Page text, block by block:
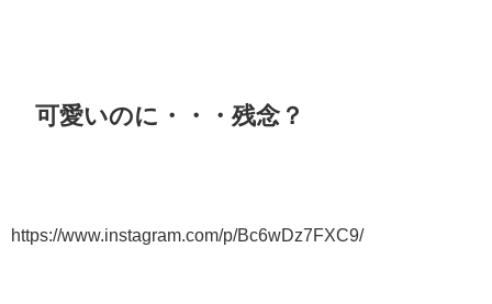
可愛いのに・・・残念？
https://www.instagram.com/p/Bc6wDz7FXC9/